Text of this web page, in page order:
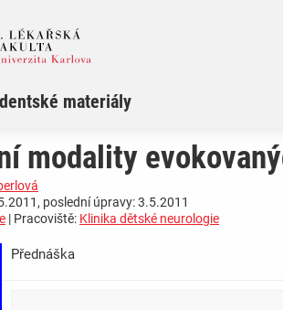
materiály
modality
poslední úpravy: 3.5.2011
| Pracoviště: Klinika dětské neurologie
Přednáška